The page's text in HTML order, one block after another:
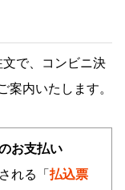
で、コンビニ決
案内いたします。
お支払い
れる「 払込票